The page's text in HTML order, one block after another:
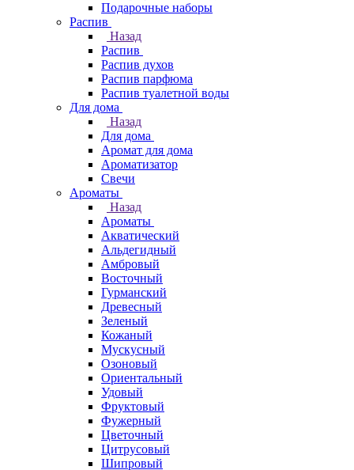
Подарочные наборы
Распив
Назад
Распив
Распив духов
Распив парфюма
Распив туалетной воды
Для дома
Назад
Для дома
Аромат для дома
Ароматизатор
Свечи
Ароматы
Назад
Ароматы
Акватический
Альдегидный
Амбровый
Восточный
Гурманский
Древесный
Зеленый
Кожаный
Мускусный
Озоновый
Ориентальный
Удовый
Фруктовый
Фужерный
Цветочный
Цитрусовый
Шипровый